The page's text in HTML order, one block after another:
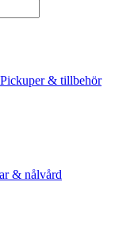
Pickuper & tillbehör
& nålvård